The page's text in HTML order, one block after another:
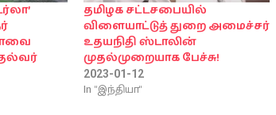
தமிழக சட்டசபையில்
விளையாட்டுத் துறை அமைச்சர்
உதயநிதி ஸ்டாலின்
முதல்முறையாக பேச்சு!
2023-01-12
In "இந்தியா"